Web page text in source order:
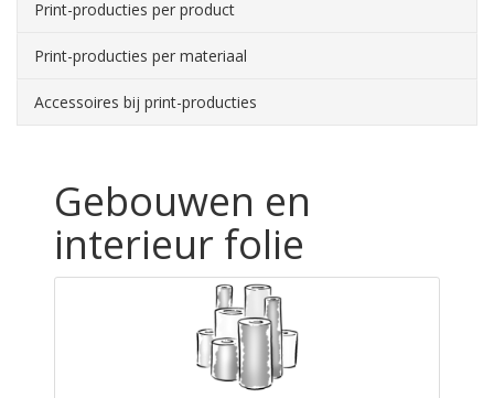
Print-producties per product
Print-producties per materiaal
Accessoires bij print-producties
Gebouwen en
interieur folie